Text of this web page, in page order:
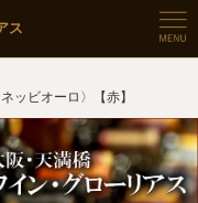
ス
ッビオーロ〉【赤】